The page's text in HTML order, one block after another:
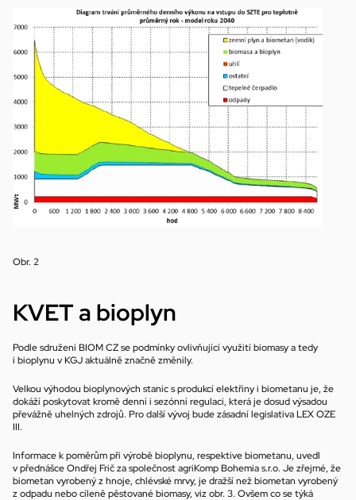
Obr. 2
KVET a bioplyn
Podle sdružení BIOM CZ se podmínky ovlivňující využití biomasy a tedy
i bioplynu v KGJ aktuálně značně změnily.
Velkou výhodou bioplynových stanic s produkcí elektřiny i biometanu je, že
dokáží poskytovat kromě denní i sezónní regulaci, která je dosud výsadou
převážně uhelných zdrojů. Pro další vývoj bude zásadní legislativa LEX OZE
III.
Informace k poměrům při výrobě bioplynu, respektive biometanu, uvedl
v přednášce Ondřej Frič za společnost agriKomp Bohemia s.r.o. Je zřejmé, že
biometan vyrobený z hnoje, chlévské mrvy, je dražší než biometan vyrobený
z odpadu nebo cíleně pěstované biomasy, viz obr. 3. Ovšem co se týká